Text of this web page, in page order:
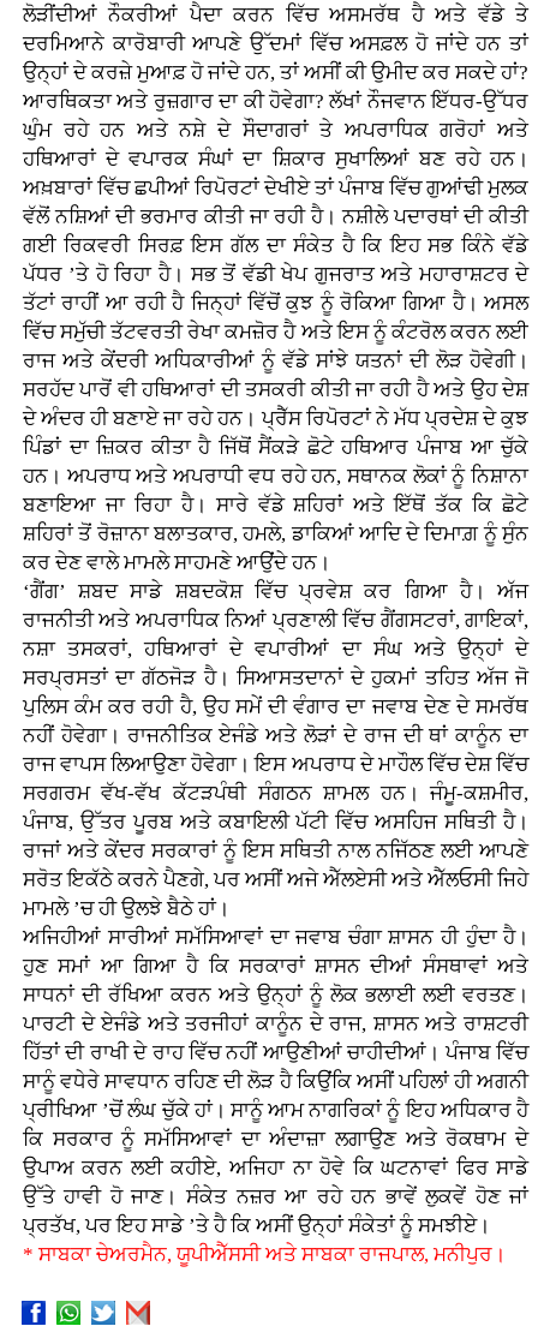
ਲੋੜੀਂਦੀਆਂ ਨੌਕਰੀਆਂ ਪੈਦਾ ਕਰਨ ਵਿੱਚ ਅਸਮਰੱਥ ਹੈ ਅਤੇ ਵੱਡੇ ਤੇ
ਦਰਮਿਆਨੇ ਕਾਰੋਬਾਰੀ ਆਪਣੇ ਉੱਦਮਾਂ ਵਿੱਚ ਅਸਫ਼ਲ ਹੋ ਜਾਂਦੇ ਹਨ ਤਾਂ
ਉਨ੍ਹਾਂ ਦੇ ਕਰਜ਼ੇ ਮੁਆਫ਼ ਹੋ ਜਾਂਦੇ ਹਨ, ਤਾਂ ਅਸੀਂ ਕੀ ਉਮੀਦ ਕਰ ਸਕਦੇ ਹਾਂ?
ਆਰਥਿਕਤਾ ਅਤੇ ਰੁਜ਼ਗਾਰ ਦਾ ਕੀ ਹੋਵੇਗਾ? ਲੱਖਾਂ ਨੌਜਵਾਨ ਇੱਧਰ-ਉੱਧਰ
ਘੁੰਮ ਰਹੇ ਹਨ ਅਤੇ ਨਸ਼ੇ ਦੇ ਸੌਦਾਗਰਾਂ ਤੇ ਅਪਰਾਧਿਕ ਗਰੋਹਾਂ ਅਤੇ
ਹਥਿਆਰਾਂ ਦੇ ਵਪਾਰਕ ਸੰਘਾਂ ਦਾ ਸ਼ਿਕਾਰ ਸੁਖਾਲਿਆਂ ਬਣ ਰਹੇ ਹਨ।
ਅਖ਼ਬਾਰਾਂ ਵਿੱਚ ਛਪੀਆਂ ਰਿਪੋਰਟਾਂ ਦੇਖੀਏ ਤਾਂ ਪੰਜਾਬ ਵਿੱਚ ਗੁਆਂਢੀ ਮੁਲਕ
ਵੱਲੋਂ ਨਸ਼ਿਆਂ ਦੀ ਭਰਮਾਰ ਕੀਤੀ ਜਾ ਰਹੀ ਹੈ। ਨਸ਼ੀਲੇ ਪਦਾਰਥਾਂ ਦੀ ਕੀਤੀ
ਗਈ ਰਿਕਵਰੀ ਸਿਰਫ਼ ਇਸ ਗੱਲ ਦਾ ਸੰਕੇਤ ਹੈ ਕਿ ਇਹ ਸਭ ਕਿੰਨੇ ਵੱਡੇ
ਪੱਧਰ ’ਤੇ ਹੋ ਰਿਹਾ ਹੈ। ਸਭ ਤੋਂ ਵੱਡੀ ਖੇਪ ਗੁਜਰਾਤ ਅਤੇ ਮਹਾਰਾਸ਼ਟਰ ਦੇ
ਤੱਟਾਂ ਰਾਹੀਂ ਆ ਰਹੀ ਹੈ ਜਿਨ੍ਹਾਂ ਵਿੱਚੋਂ ਕੁਝ ਨੂੰ ਰੋਕਿਆ ਗਿਆ ਹੈ। ਅਸਲ
ਵਿੱਚ ਸਮੁੱਚੀ ਤੱਟਵਰਤੀ ਰੇਖਾ ਕਮਜ਼ੋਰ ਹੈ ਅਤੇ ਇਸ ਨੂੰ ਕੰਟਰੋਲ ਕਰਨ ਲਈ
ਰਾਜ ਅਤੇ ਕੇਂਦਰੀ ਅਧਿਕਾਰੀਆਂ ਨੂੰ ਵੱਡੇ ਸਾਂਝੇ ਯਤਨਾਂ ਦੀ ਲੋੜ ਹੋਵੇਗੀ।
ਸਰਹੱਦ ਪਾਰੋਂ ਵੀ ਹਥਿਆਰਾਂ ਦੀ ਤਸਕਰੀ ਕੀਤੀ ਜਾ ਰਹੀ ਹੈ ਅਤੇ ਉਹ ਦੇਸ਼
ਦੇ ਅੰਦਰ ਹੀ ਬਣਾਏ ਜਾ ਰਹੇ ਹਨ। ਪ੍ਰੈੱਸ ਰਿਪੋਰਟਾਂ ਨੇ ਮੱਧ ਪ੍ਰਦੇਸ਼ ਦੇ ਕੁਝ
ਪਿੰਡਾਂ ਦਾ ਜ਼ਿਕਰ ਕੀਤਾ ਹੈ ਜਿੱਥੋਂ ਸੈਂਕੜੇ ਛੋਟੇ ਹਥਿਆਰ ਪੰਜਾਬ ਆ ਚੁੱਕੇ
ਹਨ। ਅਪਰਾਧ ਅਤੇ ਅਪਰਾਧੀ ਵਧ ਰਹੇ ਹਨ, ਸਥਾਨਕ ਲੋਕਾਂ ਨੂੰ ਨਿਸ਼ਾਨਾ
ਬਣਾਇਆ ਜਾ ਰਿਹਾ ਹੈ। ਸਾਰੇ ਵੱਡੇ ਸ਼ਹਿਰਾਂ ਅਤੇ ਇੱਥੋਂ ਤੱਕ ਕਿ ਛੋਟੇ
ਸ਼ਹਿਰਾਂ ਤੋਂ ਰੋਜ਼ਾਨਾ ਬਲਾਤਕਾਰ, ਹਮਲੇ, ਡਾਕਿਆਂ ਆਦਿ ਦੇ ਦਿਮਾਗ਼ ਨੂੰ ਸੁੰਨ
ਕਰ ਦੇਣ ਵਾਲੇ ਮਾਮਲੇ ਸਾਹਮਣੇ ਆਉਂਦੇ ਹਨ।
‘ਗੈਂਗ’ ਸ਼ਬਦ ਸਾਡੇ ਸ਼ਬਦਕੋਸ਼ ਵਿੱਚ ਪ੍ਰਵੇਸ਼ ਕਰ ਗਿਆ ਹੈ। ਅੱਜ
ਰਾਜਨੀਤੀ ਅਤੇ ਅਪਰਾਧਿਕ ਨਿਆਂ ਪ੍ਰਣਾਲੀ ਵਿੱਚ ਗੈਂਗਸਟਰਾਂ, ਗਾਇਕਾਂ,
ਨਸ਼ਾ ਤਸਕਰਾਂ, ਹਥਿਆਰਾਂ ਦੇ ਵਪਾਰੀਆਂ ਦਾ ਸੰਘ ਅਤੇ ਉਨ੍ਹਾਂ ਦੇ
ਸਰਪ੍ਰਸਤਾਂ ਦਾ ਗੱਠਜੋੜ ਹੈ। ਸਿਆਸਤਦਾਨਾਂ ਦੇ ਹੁਕਮਾਂ ਤਹਿਤ ਅੱਜ ਜੋ
ਪੁਲਿਸ ਕੰਮ ਕਰ ਰਹੀ ਹੈ, ਉਹ ਸਮੇਂ ਦੀ ਵੰਗਾਰ ਦਾ ਜਵਾਬ ਦੇਣ ਦੇ ਸਮਰੱਥ
ਨਹੀਂ ਹੋਵੇਗਾ। ਰਾਜਨੀਤਿਕ ਏਜੰਡੇ ਅਤੇ ਲੋੜਾਂ ਦੇ ਰਾਜ ਦੀ ਥਾਂ ਕਾਨੂੰਨ ਦਾ
ਰਾਜ ਵਾਪਸ ਲਿਆਉਣਾ ਹੋਵੇਗਾ। ਇਸ ਅਪਰਾਧ ਦੇ ਮਾਹੌਲ ਵਿੱਚ ਦੇਸ਼ ਵਿੱਚ
ਸਰਗਰਮ ਵੱਖ-ਵੱਖ ਕੱਟੜਪੰਥੀ ਸੰਗਠਨ ਸ਼ਾਮਲ ਹਨ। ਜੰਮੂ-ਕਸ਼ਮੀਰ,
ਪੰਜਾਬ, ਉੱਤਰ ਪੂਰਬ ਅਤੇ ਕਬਾਇਲੀ ਪੱਟੀ ਵਿੱਚ ਅਸਹਿਜ ਸਥਿਤੀ ਹੈ।
ਰਾਜਾਂ ਅਤੇ ਕੇਂਦਰ ਸਰਕਾਰਾਂ ਨੂੰ ਇਸ ਸਥਿਤੀ ਨਾਲ ਨਜਿੱਠਣ ਲਈ ਆਪਣੇ
ਸਰੋਤ ਇਕੱਠੇ ਕਰਨੇ ਪੈਣਗੇ, ਪਰ ਅਸੀਂ ਅਜੇ ਐੱਲਏਸੀ ਅਤੇ ਐੱਲਓਸੀ ਜਿਹੇ
ਮਾਮਲੇ ’ਚ ਹੀ ਉਲਝੇ ਬੈਠੇ ਹਾਂ।
ਅਜਿਹੀਆਂ ਸਾਰੀਆਂ ਸਮੱਸਿਆਵਾਂ ਦਾ ਜਵਾਬ ਚੰਗਾ ਸ਼ਾਸਨ ਹੀ ਹੁੰਦਾ ਹੈ।
ਹੁਣ ਸਮਾਂ ਆ ਗਿਆ ਹੈ ਕਿ ਸਰਕਾਰਾਂ ਸ਼ਾਸਨ ਦੀਆਂ ਸੰਸਥਾਵਾਂ ਅਤੇ
ਸਾਧਨਾਂ ਦੀ ਰੱਖਿਆ ਕਰਨ ਅਤੇ ਉਨ੍ਹਾਂ ਨੂੰ ਲੋਕ ਭਲਾਈ ਲਈ ਵਰਤਣ।
ਪਾਰਟੀ ਦੇ ਏਜੰਡੇ ਅਤੇ ਤਰਜੀਹਾਂ ਕਾਨੂੰਨ ਦੇ ਰਾਜ, ਸ਼ਾਸਨ ਅਤੇ ਰਾਸ਼ਟਰੀ
ਹਿੱਤਾਂ ਦੀ ਰਾਖੀ ਦੇ ਰਾਹ ਵਿੱਚ ਨਹੀਂ ਆਉਣੀਆਂ ਚਾਹੀਦੀਆਂ। ਪੰਜਾਬ ਵਿੱਚ
ਸਾਨੂੰ ਵਧੇਰੇ ਸਾਵਧਾਨ ਰਹਿਣ ਦੀ ਲੋੜ ਹੈ ਕਿਉਂਕਿ ਅਸੀਂ ਪਹਿਲਾਂ ਹੀ ਅਗਨੀ
ਪ੍ਰੀਖਿਆ ’ਚੋਂ ਲੰਘ ਚੁੱਕੇ ਹਾਂ। ਸਾਨੂੰ ਆਮ ਨਾਗਰਿਕਾਂ ਨੂੰ ਇਹ ਅਧਿਕਾਰ ਹੈ
ਕਿ ਸਰਕਾਰ ਨੂੰ ਸਮੱਸਿਆਵਾਂ ਦਾ ਅੰਦਾਜ਼ਾ ਲਗਾਉਣ ਅਤੇ ਰੋਕਥਾਮ ਦੇ
ਉਪਾਅ ਕਰਨ ਲਈ ਕਹੀਏ, ਅਜਿਹਾ ਨਾ ਹੋਵੇ ਕਿ ਘਟਨਾਵਾਂ ਫਿਰ ਸਾਡੇ
ਉੱਤੇ ਹਾਵੀ ਹੋ ਜਾਣ। ਸੰਕੇਤ ਨਜ਼ਰ ਆ ਰਹੇ ਹਨ ਭਾਵੇਂ ਲੁਕਵੇਂ ਹੋਣ ਜਾਂ
ਪ੍ਰਤੱਖ, ਪਰ ਇਹ ਸਾਡੇ ’ਤੇ ਹੈ ਕਿ ਅਸੀਂ ਉਨ੍ਹਾਂ ਸੰਕੇਤਾਂ ਨੂੰ ਸਮਝੀਏ।
* ਸਾਬਕਾ ਚੇਅਰਮੈਨ, ਯੂਪੀਐੱਸਸੀ ਅਤੇ ਸਾਬਕਾ ਰਾਜਪਾਲ, ਮਨੀਪੁਰ।